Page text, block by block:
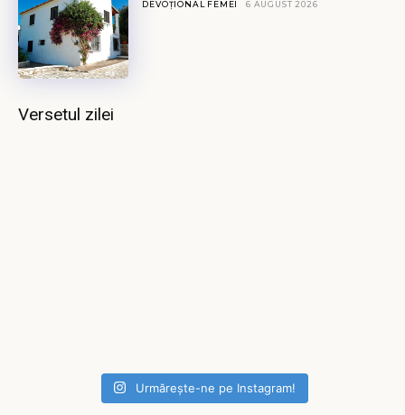
DEVOȚIONAL FEMEI 6 AUGUST 2026
Versetul zilei
Urmărește-ne pe Instagram!